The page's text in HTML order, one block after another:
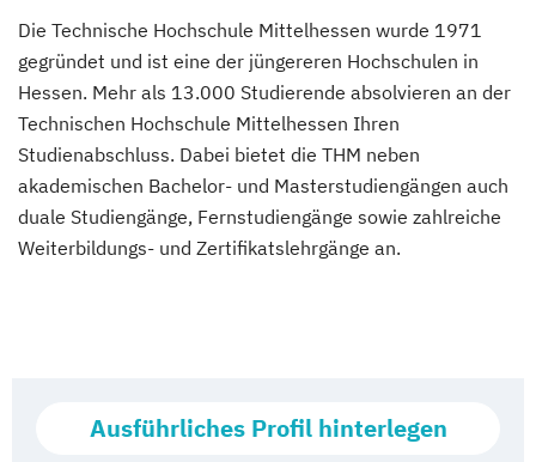
Die Technische Hochschule Mittelhessen wurde 1971
gegründet und ist eine der jüngereren Hochschulen in
Hessen. Mehr als 13.000 Studierende absolvieren an der
Technischen Hochschule Mittelhessen Ihren
Studienabschluss. Dabei bietet die THM neben
akademischen Bachelor- und Masterstudiengängen auch
duale Studiengänge, Fernstudiengänge sowie zahlreiche
Weiterbildungs- und Zertifikatslehrgänge an.
Ausführliches Profil hinterlegen